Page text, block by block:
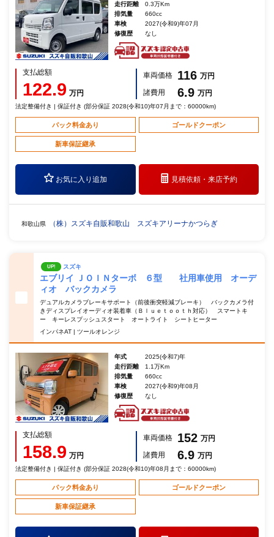
走行距離
0.3万Km
排気量
660cc
車検
2027(令和9)年07月
修復歴
なし
支払総額
122.9 万円
車両価格 116 万円
諸費用
6.9 万円
法定整備付き | 保証付き (部分保証 2028(令和10)年07月まで：60000km)
パック料金あり ゴールドクーポン
新車保証継承
お気に入り追加 見積依頼・来店予約
和歌山県 （株）スズキ自販和歌山 スズキアリーナかつらぎ
UP! スズキ
エブリイ ＪＯＩＮターボ ６型 社用車使用 オーデ
ィオ バックカメラ
デュアルカメラブレーキサポート（前後衝突軽減ブレーキ） バックカメラ付
きディスプレイオーディオ装着車（Ｂｌｕｅｔｏｏｔｈ対応） スマートキ
ー キーレスプッシュスタート オートライト シートヒーター
インパネAT | ツールオレンジ
年式
2025(令和7)年
走行距離
1.1万Km
排気量
660cc
車検
2027(令和9)年08月
修復歴
なし
支払総額
158.9 万円
車両価格 152 万円
諸費用
6.9 万円
法定整備付き | 保証付き (部分保証 2028(令和10)年08月まで：60000km)
パック料金あり ゴールドクーポン
新車保証継承